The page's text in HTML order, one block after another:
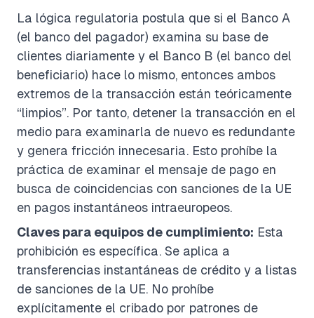
La lógica regulatoria postula que si el Banco A
(el banco del pagador) examina su base de
clientes diariamente y el Banco B (el banco del
beneficiario) hace lo mismo, entonces ambos
extremos de la transacción están teóricamente
“limpios”. Por tanto, detener la transacción en el
medio para examinarla de nuevo es redundante
y genera fricción innecesaria. Esto prohíbe la
práctica de examinar el mensaje de pago en
busca de coincidencias con sanciones de la UE
en pagos instantáneos intraeuropeos.
Claves para equipos de cumplimiento: Esta
prohibición es específica. Se aplica a
transferencias instantáneas de crédito y a listas
de sanciones de la UE. No prohíbe
explícitamente el cribado por patrones de